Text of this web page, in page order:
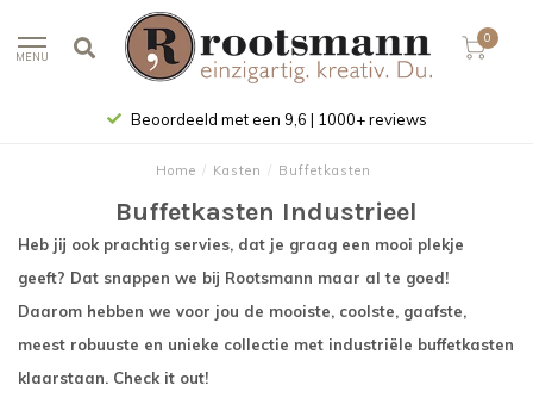
MENU
0
Beoordeeld met een 9,6 | 1000+ reviews
Home / Kasten / Buffetkasten
Buffetkasten Industrieel
Heb jij ook prachtig servies, dat je graag een mooi plekje
geeft? Dat snappen we bij Rootsmann maar al te goed!
Daarom hebben we voor jou de mooiste, coolste, gaafste,
meest robuuste en unieke collectie met industriële buffetkasten
klaarstaan. Check it out!